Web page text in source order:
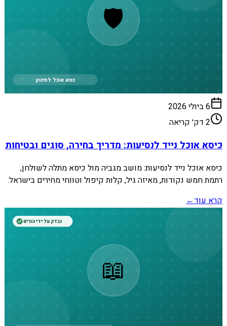
🛡️
כסא אוכל לתינוק
6 ביולי 2026
2 דק׳ קריאה
כיסא אוכל נייד לנסיעות: מדריך בחירה, סוגים ובטיחות
כיסא אוכל נייד לנסיעות: מושב מגביה מול כיסא מתלה לשולחן,
רתמת חמש נקודות, מאיזה גיל, קלות קיפול וטווחי מחירים בישראל.
קרא עוד←
📖
נבדק על ידי הורים